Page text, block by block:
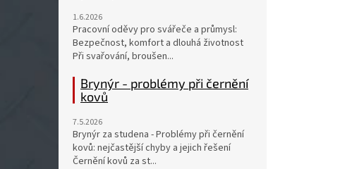
1.6.2026
Pracovní oděvy pro svářeče a průmysl:
Bezpečnost, komfort a dlouhá životnost
Při svařování, broušen...
Brynýr - problémy při černění
kovů
7.5.2026
Brynýr za studena - Problémy při černění
kovů: nejčastější chyby a jejich řešení
Černění kovů za st...